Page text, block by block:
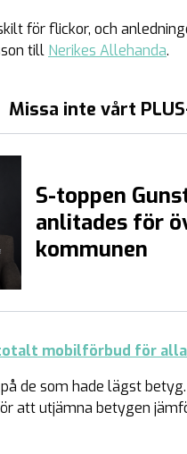
för flickor, och
till Nerikes Allehanda.
Missa inte vårt
S-toppen
anlitades för
kommunen
mobilförbud för
de som hade lägst
att utjämna betygen